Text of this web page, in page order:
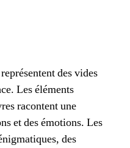
des vides
Les éléments
racontent une
et des émotions. Les
des